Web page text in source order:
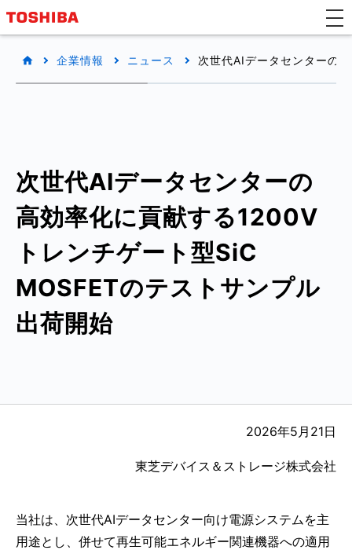
企業情報 ニュース 次世代AIデータセンターの
次世代AIデータセンターの
高効率化に貢献する1200V
トレンチゲート型SiC
MOSFETのテストサンプル
出荷開始
2026年5月21日
東芝デバイス＆ストレージ株式会社
当社は、次世代AIデータセンター向け電源システムを主
用途とし、併せて再生可能エネルギー関連機器への適用